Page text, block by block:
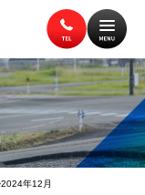
入校案内
2024年12月